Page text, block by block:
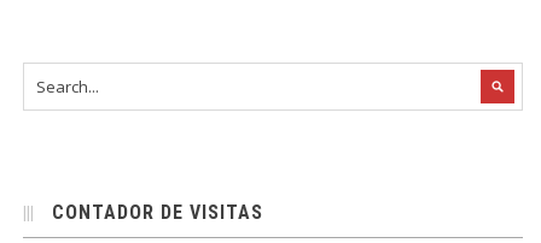
CONTADOR DE VISITAS